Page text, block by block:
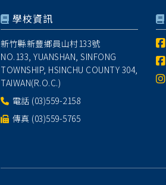
學校資訊
新竹縣新豐鄉員山村133號
NO.133, YUANSHAN, SINFONG
TOWNSHIP, HSINCHU COUNTY 304,
TAIWAN(R.O.C.)
電話 (03)559-2158
傳真 (03)559-5765